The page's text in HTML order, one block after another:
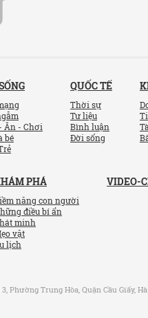
Ăn - Chơi
bé
QUỐC TẾ
Thời sự
Tư liệu
Bình luận
Đời sống
PHÁ
năng con người
điều bí ẩn
minh
vặt
lịch
VIDEO-
Phường Trung Hòa, Quận Cầu Giấy,